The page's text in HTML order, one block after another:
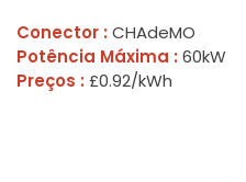
Conector : CHAdeMO
Potência Máxima : 60kW
Preços : £0.92/kWh